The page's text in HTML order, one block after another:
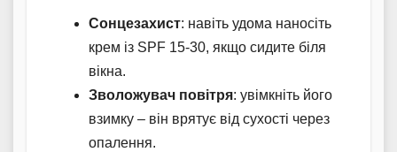
Сонцезахист: навіть удома наносіть
крем із SPF 15-30, якщо сидите біля
вікна.
Зволожувач повітря: увімкніть його
взимку – він врятує від сухості через
опалення.